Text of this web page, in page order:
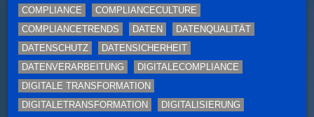
COMPLIANCE
COMPLIANCECULTURE
COMPLIANCETRENDS
DATEN
DATENQUALITÄT
DATENSCHUTZ
DATENSICHERHEIT
DATENVERARBEITUNG
DIGITALECOMPLIANCE
DIGITALE TRANSFORMATION
DIGITALETRANSFORMATION
DIGITALISIERUNG